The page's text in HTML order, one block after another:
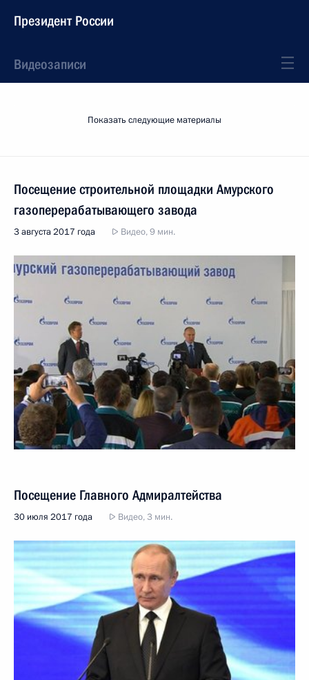
Президент России
Видеозаписи
Показать следующие материалы
Посещение строительной площадки Амурского
газоперерабатывающего завода
3 августа 2017 года Видео, 9 мин.
Посещение Главного Адмиралтейства
30 июля 2017 года Видео, 3 мин.